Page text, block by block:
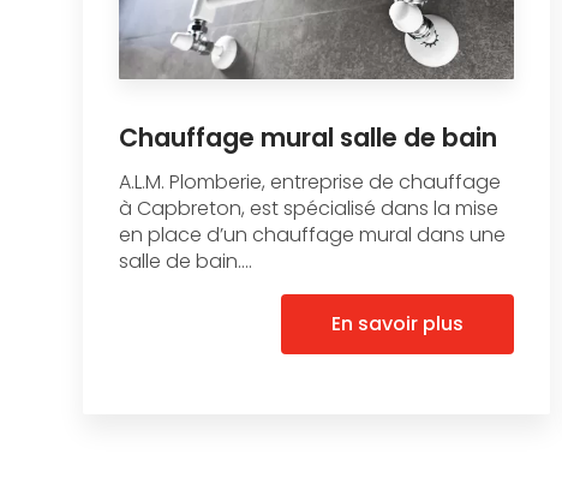
Chauffage mural salle de bain
A.L.M. Plomberie, entreprise de chauffage
à Capbreton, est spécialisé dans la mise
en place d’un chauffage mural dans une
salle de bain....
En savoir plus